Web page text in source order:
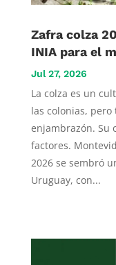
Zafra colza
INIA para el
Jul 27, 2026
La colza es un
las colonias,
enjambrazón. Su
factores.
2026 se sembró
Uruguay, con...